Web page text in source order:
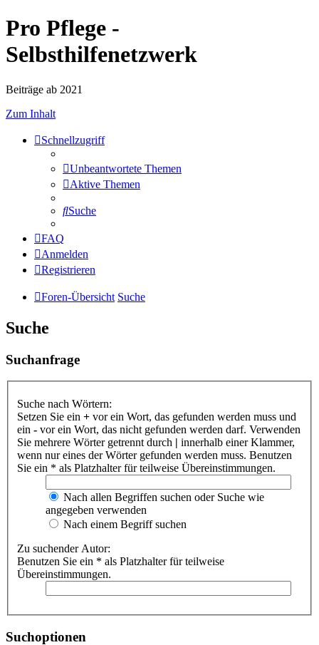
Pro Pflege -
Selbsthilfenetzwerk
Beiträge ab 2021
Zum Inhalt
Schnellzugriff
Unbeantwortete Themen
Aktive Themen
Suche
FAQ
Anmelden
Registrieren
Foren-Übersicht Suche
Suche
Suchanfrage
Suche nach Wörtern:
Setzen Sie ein + vor ein Wort, das gefunden werden muss und
ein - vor ein Wort, das nicht gefunden werden darf. Verwenden
Sie mehrere Wörter getrennt durch | innerhalb einer Klammer,
wenn nur eines der Wörter gefunden werden muss. Benutzen
Sie ein * als Platzhalter für teilweise Übereinstimmungen.
Nach allen Begriffen suchen oder Suche wie
angegeben verwenden
Nach einem Begriff suchen
Zu suchender Autor:
Benutzen Sie ein * als Platzhalter für teilweise
Übereinstimmungen.
Suchoptionen